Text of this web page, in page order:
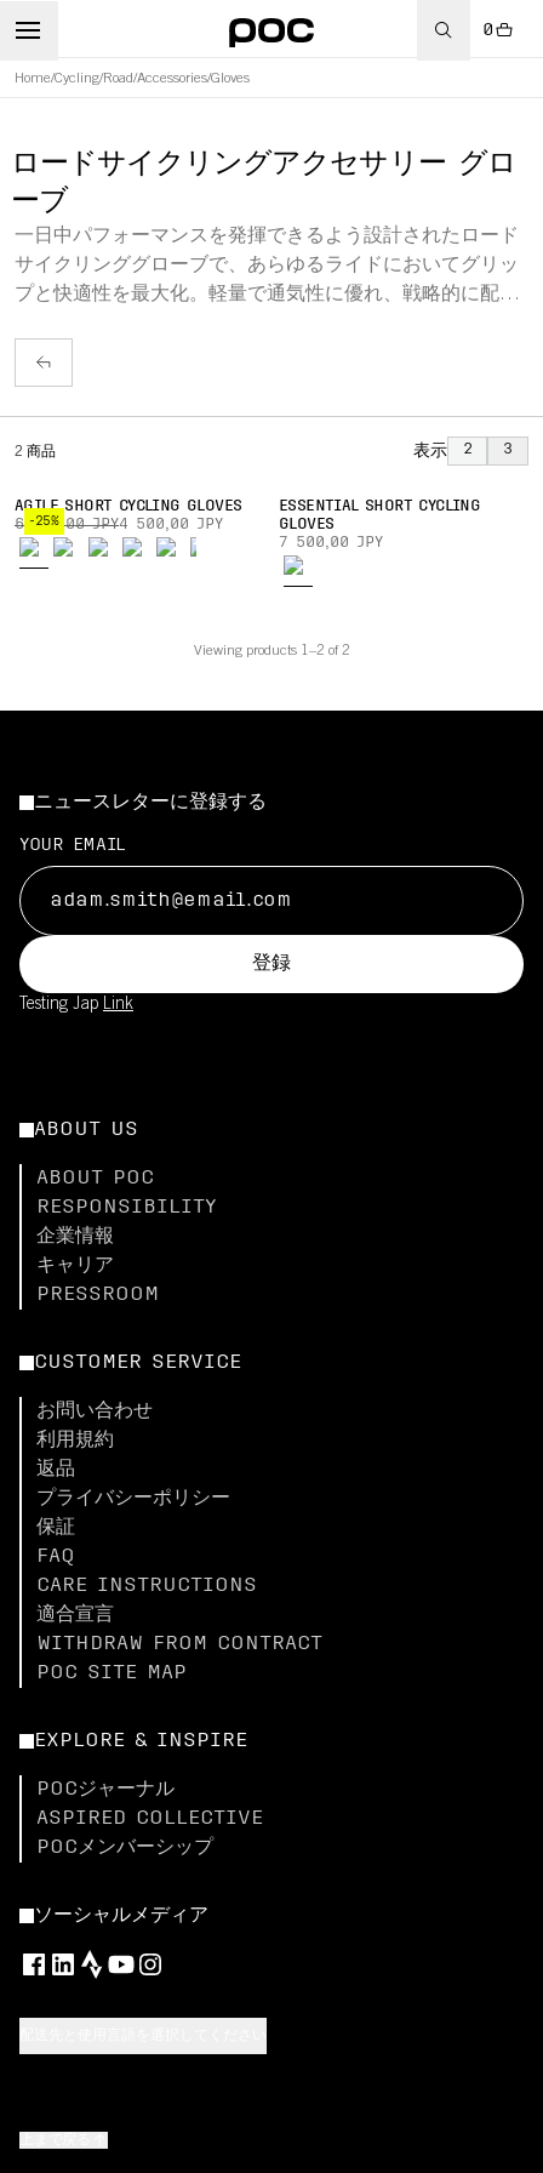
0
Home/Cycling/Road/Accessories/Gloves
ロードサイクリングアクセサリー グロ
ーブ
一日中パフォーマンスを発揮できるよう設計されたロード
サイクリンググローブで、あらゆるライドにおいてグリッ
プと快適性を最大化。軽量で通気性に優れ、戦略的に配置
確なフィット感とコントロールを実現します。
2 商品 表示 2 3
-25%
AGILE SHORT CYCLING GLOVES
6 000,00 JPY4 500,00 JPY
ESSENTIAL SHORT CYCLING
GLOVES
7 500,00 JPY
Viewing products 1–2 of 2
ニュースレターに登録する
YOUR EMAIL
登録
Testing Jap Link
ABOUT US
ABOUT POC
RESPONSIBILITY
企業情報
キャリア
PRESSROOM
CUSTOMER SERVICE
お問い合わせ
利用規約
返品
プライバシーポリシー
保証
FAQ
CARE INSTRUCTIONS
適合宣言
WITHDRAW FROM CONTRACT
POC SITE MAP
EXPLORE & INSPIRE
POCジャーナル
ASPIRED COLLECTIVE
POCメンバーシップ
ソーシャルメディア